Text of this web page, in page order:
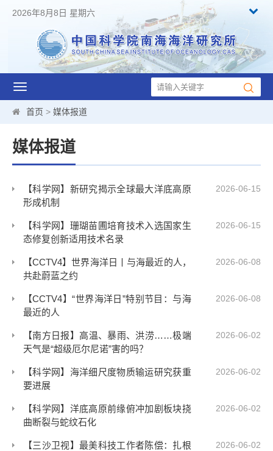
2026年8月8日 星期六
Toggle
navigation
首页 > 媒体报道
媒体报道
2026-06-15
【科学网】新研究揭示全球最大洋底高原
形成机制
2026-06-15
【科学网】珊瑚苗圃培育技术入选国家生
态修复创新适用技术名录
2026-06-08
【CCTV4】世界海洋日丨与海最近的人，
共赴蔚蓝之约
2026-06-08
【CCTV4】“世界海洋日”特别节目：与海
最近的人
2026-06-02
【南方日报】高温、暴雨、洪涝……极端
天气是“超级厄尔尼诺”害的吗？
2026-06-02
【科学网】海洋细尺度物质输运研究获重
要进展
2026-06-02
【科学网】洋底高原前缘俯冲加剧板块挠
曲断裂与蛇纹石化
2026-06-02
【三沙卫视】最美科技工作者陈偿：扎根